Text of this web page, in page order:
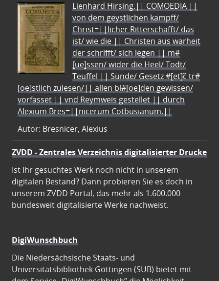
Lienhard Hirsing.|| COMOEDIA ||
von dem geystlichen kampff/
Christ=||licher Ritterschafft/ das
ist/ wie die || Christen aus warheit
der schrifft/ sich legen || m#
[ue]ssen/ wider die Heel/ Todt/
Teuffel || Sünde/ Gesetz #[et]c̃ tr#
[oe]stlich zulesen/|| allen bl#[oe]den gewissen/
vorfasset || vnd Reymweis gestellet || durch
Alexium Bres=||nicerum Cotbusianum.||
Autor: Bresnicer, Alexius
ZVDD - Zentrales Verzeichnis digitalisierter Drucke
Ist Ihr gesuchtes Werk noch nicht in unserem
digitalen Bestand? Dann probieren Sie es doch in
unserem ZVDD Portal, das mehr als 1.600.000
bundesweit digitalisierte Werke nachweist.
DigiWunschbuch
Die Niedersächsische Staats- und
Universitätsbibliothek Göttingen (SUB) bietet mit